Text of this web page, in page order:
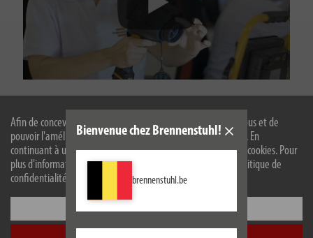
Afin de concevoir notre site web de manière optimale pour vous et de
pouvoir l'améliorer en permanence, nous utilisons des cookies. En
continuant à utiliser le site web, vous acceptez l'utilisation de cookies. Pour
plus d'informations sur les cookies, veuillez consulter notre politique de
confidentialité.
Configurer
Bienvenue chez Brennenstuhl!
brennenstuhl.be